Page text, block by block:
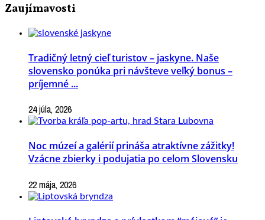
Zaujímavosti
Tradičný letný cieľ turistov – jaskyne. Naše
slovensko ponúka pri návšteve veľký bonus –
príjemné ...
24 júla, 2026
Noc múzeí a galérií prináša atraktívne zážitky!
Vzácne zbierky i podujatia po celom Slovensku
22 mája, 2026